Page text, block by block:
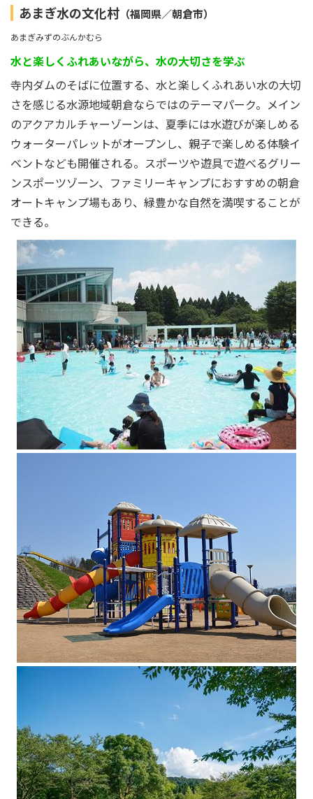
あまぎ水の文化村 （福岡県／朝倉市）
あまぎみずのぶんかむら
水と楽しくふれあいながら、水の大切さを学ぶ
寺内ダムのそばに位置する、水と楽しくふれあい水の大切
さを感じる水源地域朝倉ならではのテーマパーク。メイン
のアクアカルチャーゾーンは、夏季には水遊びが楽しめる
ウォーターパレットがオープンし、親子で楽しめる体験イ
ベントなども開催される。スポーツや遊具で遊べるグリー
ンスポーツゾーン、ファミリーキャンプにおすすめの朝倉
オートキャンプ場もあり、緑豊かな自然を満喫することが
できる。